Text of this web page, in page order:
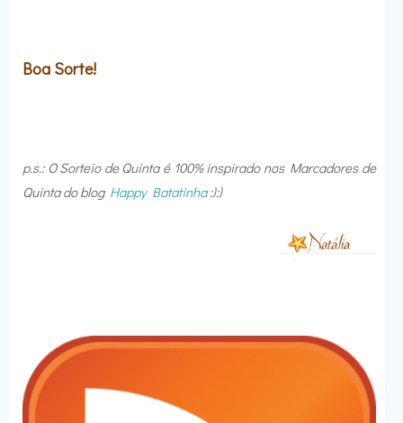
Boa Sorte!
p.s.: O Sorteio de Quinta é 100% inspirado nos Marcadores de
Quinta do blog Happy Batatinha:):)